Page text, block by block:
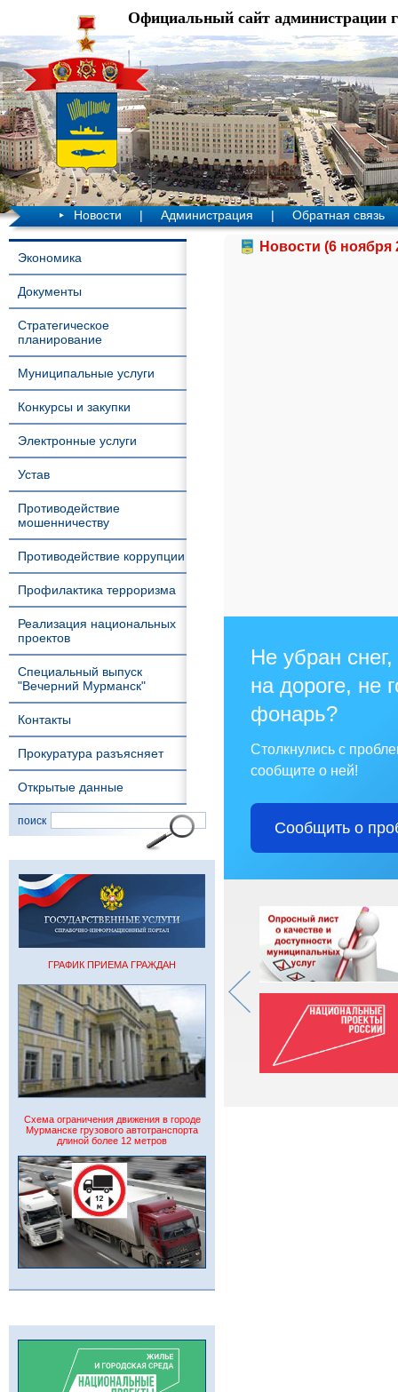
Официальный сайт администрации
Новости | Администрация | Обратная связь
Экономика
Документы
Стратегическое
планирование
Муниципальные услуги
Конкурсы и закупки
Электронные услуги
Устав
Противодействие
мошенничеству
Противодействие коррупции
Профилактика терроризма
Реализация национальных
проектов
Специальный выпуск
"Вечерний Мурманск"
Контакты
Прокуратура разъясняет
Открытые данные
поиск
ГРАФИК ПРИЕМА ГРАЖДАН
Схема ограничения движения в городе
Мурманске грузового автотранспорта
длиной более 12 метров
Новости (6 ноября
Не убран
на дороге, не
фонарь?
Столкнулись с
сообщите о ней!
Сообщить о